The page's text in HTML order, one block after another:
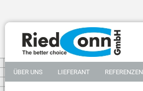
ÜBER UNS LIEFERANT REFERENZEN